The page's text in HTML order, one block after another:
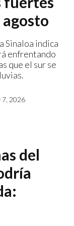
Sinaloa indica
enfrentando
que el sur se
7, 2026
del